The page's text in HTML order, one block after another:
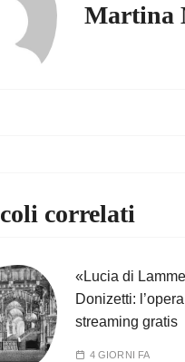
Martina
correlati
«Lucia di
Donizetti:
streaming gratis
4 GIORNI FA